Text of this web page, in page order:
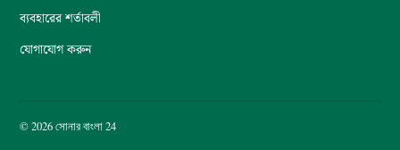
ব্যবহারের শর্তাবলী
যোগাযোগ করুন
© 2026 সোনার বাংলা 24